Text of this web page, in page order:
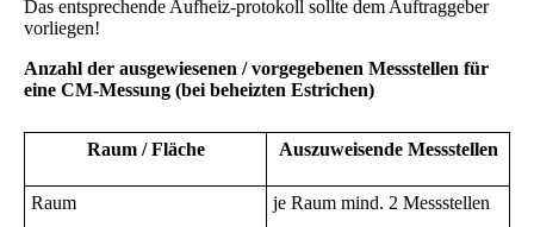
Das entsprechende Aufheiz-protokoll sollte dem Auftraggeber
vorliegen!
Anzahl der ausgewiesenen / vorgegebenen Messstellen für
eine CM-Messung (bei beheizten Estrichen)
Raum / Fläche Auszuweisende Messstellen
Raum je Raum mind. 2 Messstellen